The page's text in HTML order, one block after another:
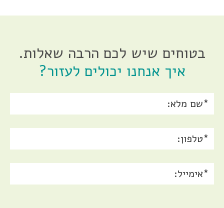
בטוחים שיש לכם הרבה שאלות.
איך אנחנו יכולים לעזור?